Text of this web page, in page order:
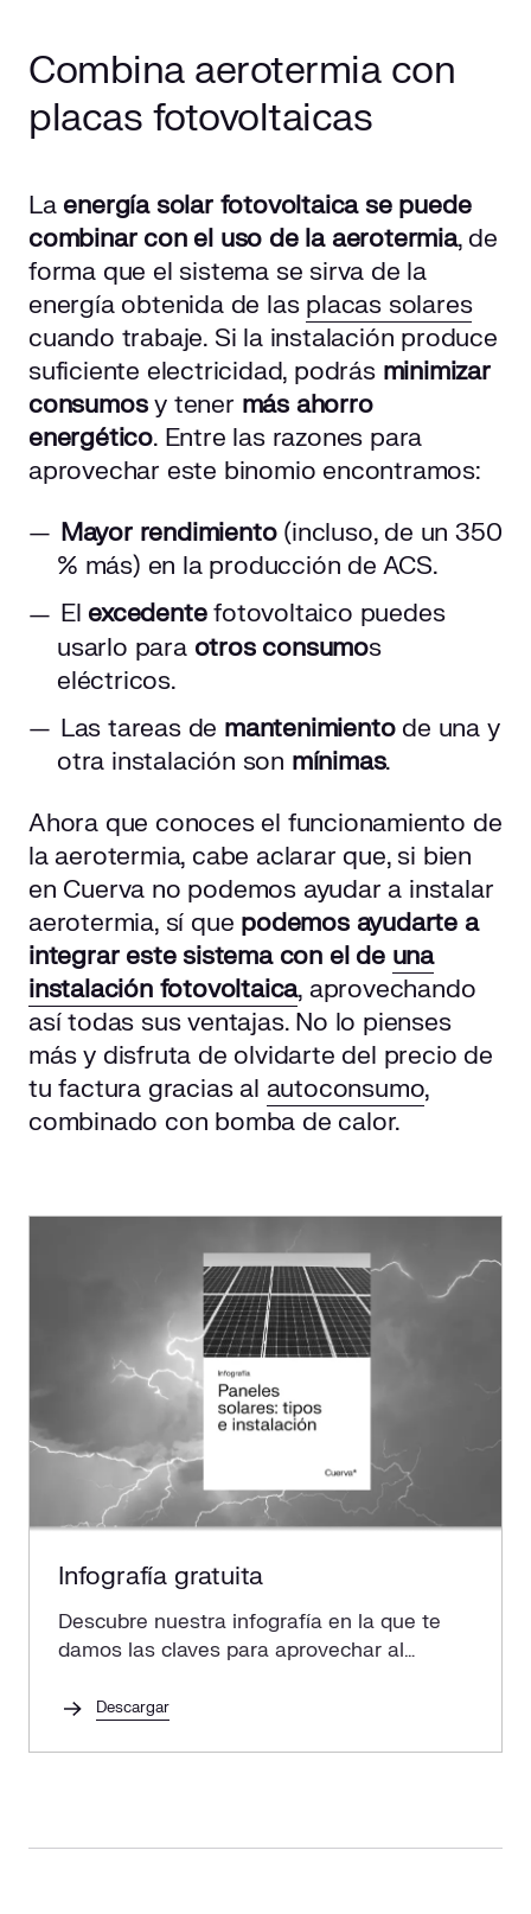
Combina aerotermia con
placas fotovoltaicas
La energía solar fotovoltaica se puede
combinar con el uso de la aerotermia, de
forma que el sistema se sirva de la
energía obtenida de las placas solares
cuando trabaje. Si la instalación produce
suficiente electricidad, podrás minimizar
consumosy tener más ahorro
energético. Entre las razones para
aprovechar este binomio encontramos:
Mayor rendimiento(incluso, de un 350
% más) en la producción de ACS.
El excedentefotovoltaico puedes
usarlo para otros consumos
eléctricos.
Las tareas de mantenimiento de una y
otra instalación son mínimas.
Ahora que conoces el funcionamiento de
la aerotermia, cabe aclarar que, si bien
en Cuerva no podemos ayudar a instalar
aerotermia, sí que podemos ayudarte a
integrar este sistema con el de una
instalación fotovoltaica, aprovechando
así todas sus ventajas. No lo pienses
más y disfruta de olvidarte del precio de
tu factura gracias al autoconsumo,
combinado con bomba de calor.
Infografía gratuita
Descubre nuestra infografía en la que te
damos las claves para aprovechar al
panales solares.
Descargar